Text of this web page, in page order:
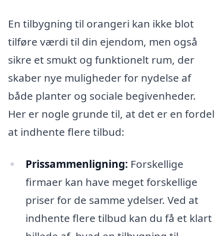
En tilbygning til orangeri kan ikke blot
tilføre værdi til din ejendom, men også
sikre et smukt og funktionelt rum, der
skaber nye muligheder for nydelse af
både planter og sociale begivenheder.
Her er nogle grunde til, at det er en fordel
at indhente flere tilbud:
Prissammenligning: Forskellige
firmaer kan have meget forskellige
priser for de samme ydelser. Ved at
indhente flere tilbud kan du få et klart